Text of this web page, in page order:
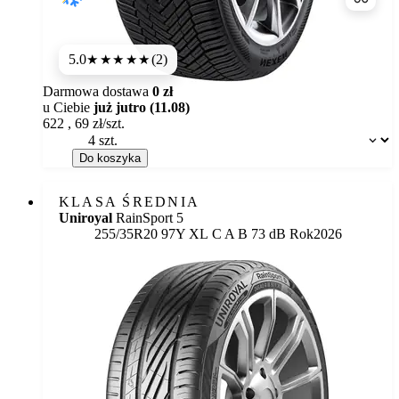
5.0★★★★★(2)
Dostępność:
Darmowa dostawa 0 zł
u Ciebie już jutro (11.08)
622 , 69 zł/szt.
Do koszyka
KLASA ŚREDNIA
Uniroyal RainSport 5
255/35R20 97Y XL Etykieta:
C A B 73 dB Rok2026